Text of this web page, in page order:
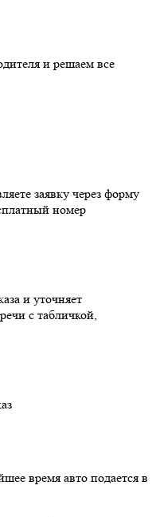
и решаем все
заявку через форму
номер
и уточняет
с табличкой,
время авто подается в